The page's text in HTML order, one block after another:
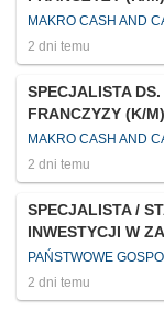
MAKRO CASH AND
2 dni temu
SPECJALISTA
FRANCZYZY (K/M)
MAKRO CASH AND
2 dni temu
SPECJALISTA /
INWESTYCJI W
PAŃSTWOWE
2 dni temu